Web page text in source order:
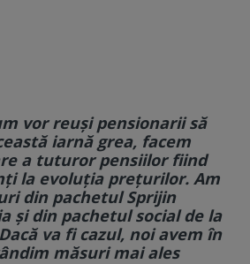
vor reuși pensionarii să
iarnă grea, facem
a tuturor pensiilor fiind
la evoluția prețurilor. Am
din pachetul Sprijin
și din pachetul social de la
va fi cazul, noi avem în
măsuri mai ales